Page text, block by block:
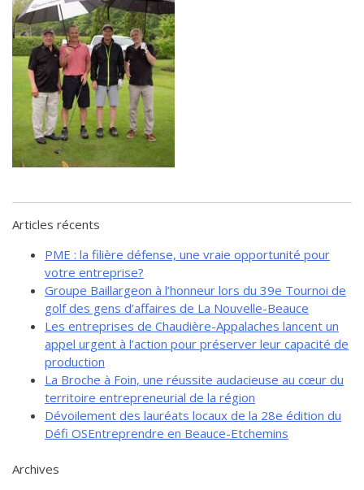
de solidarité
Futurpreneur
Toile entrepreneuriale Nouvelle-
Beauce
Événements et formations
Documentation
Articles récents
PME : la filière défense, une vraie opportunité pour
votre entreprise?
Groupe Baillargeon à l’honneur lors du 39e Tournoi de
golf des gens d’affaires de La Nouvelle-Beauce
Les entreprises de Chaudière-Appalaches lancent un
appel urgent à l’action pour préserver leur capacité de
production
La Broche à Foin, une réussite audacieuse au cœur du
territoire entrepreneurial de la région
Dévoilement des lauréats locaux de la 28e édition du
Défi OSEntreprendre en Beauce-Etchemins
Archives